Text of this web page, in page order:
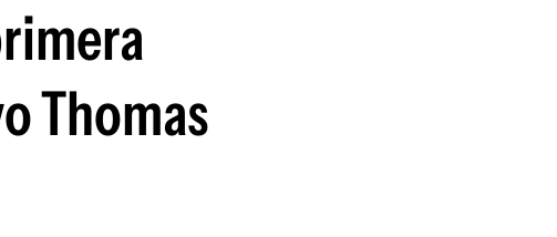
Siguenos en:
Thomas